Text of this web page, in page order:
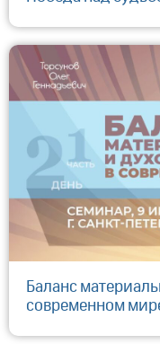
Баланс
современном